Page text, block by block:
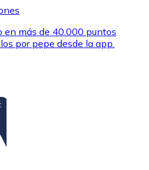
en más de 40.000 puntos
por pepe desde la app.